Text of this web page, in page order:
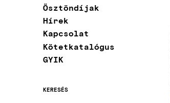
Ösztöndíjak
Hírek
Kapcsolat
Kötetkatalógus
GYIK
KERESÉS